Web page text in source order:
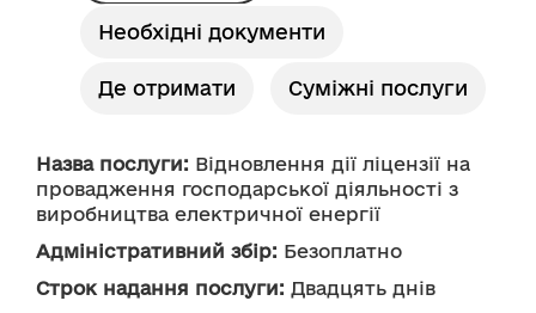
Необхідні документи
Де отримати Суміжні послуги
Назва послуги: Відновлення дії ліцензії на
провадження господарської діяльності з
виробництва електричної енергії
Адміністративний збір: Безоплатно
Строк надання послуги: Двадцять днів